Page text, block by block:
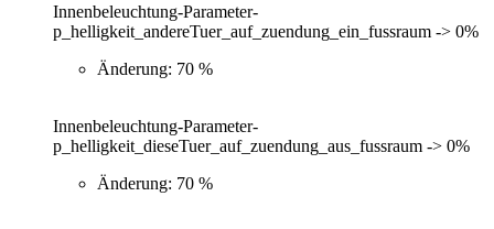
Innenbeleuchtung-Parameter-
p_helligkeit_andereTuer_auf_zuendung_ein_fussraum -> 0%
Änderung: 70 %
Innenbeleuchtung-Parameter-
p_helligkeit_dieseTuer_auf_zuendung_aus_fussraum -> 0%
Änderung: 70 %